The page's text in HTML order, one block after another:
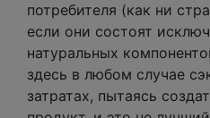
потребителя (как ни
если они состоят
натуральных
здесь в любом случае
затратах, пытаясь